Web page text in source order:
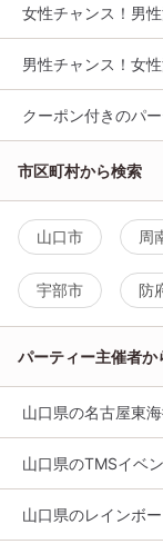
女性チャンス！男性
男性チャンス！女性
クーポン付きのパ
市区町村から検索
山口市 周
宇部市 防
パーティー主催者か
山口県の名古屋東
山口県のTMSイベ
山口県のレインボ